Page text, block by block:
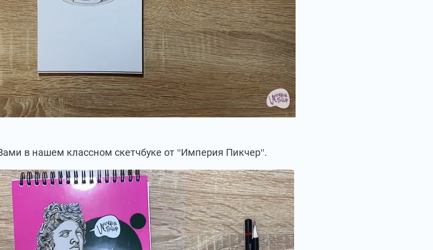
в нашем классном скетчбуке от "Империя Пикчер".